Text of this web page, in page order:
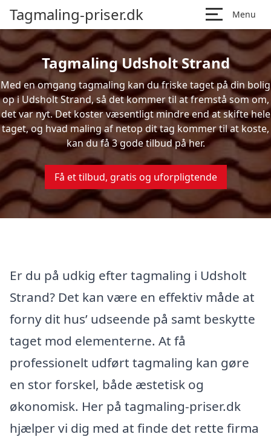
Tagmaling-priser.dk Menu
Tagmaling Udsholt Strand
Med en omgang tagmaling kan du friske taget på din bolig
op i Udsholt Strand, så det kommer til at fremstå som om,
det var nyt. Det koster væsentligt mindre end at skifte hele
taget, og hvad maling af netop dit tag kommer til at koste,
kan du få 3 gode tilbud på her.
Få et tilbud, gratis og uforpligtende
Er du på udkig efter tagmaling i Udsholt
Strand? Det kan være en effektiv måde at
forny dit hus’ udseende på samt beskytte
taget mod elementerne. At få
professionelt udført tagmaling kan gøre
en stor forskel, både æstetisk og
økonomisk. Her på tagmaling-priser.dk
hjælper vi dig med at finde det rette firma